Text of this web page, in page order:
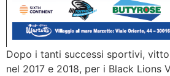
Dopo i tanti successi sportivi,
nel 2017 e 2018, per i Black Lions